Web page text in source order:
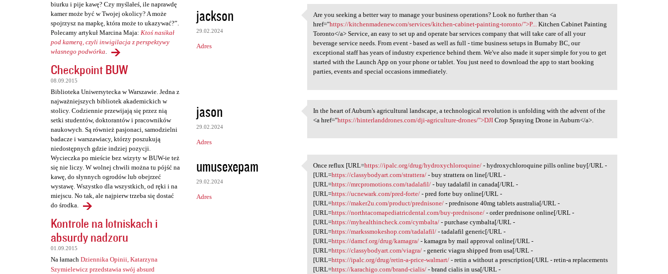
biurku i pije kawę? Czy myślałeś, ile naprawdę
kamer może być w Twojej okolicy? A może
spojrzysz na mapkę, która może to ukazywać?”.
Polecamy artykuł Marcina Maja: Ktoś nasikał
pod kamerą, czyli inwigilacja z perspektywy
własnego podwórka.
Checkpoint BUW
08.09.2015
Biblioteka Uniwersytecka w Warszawie. Jedna z
najważniejszych bibliotek akademickich w
stolicy. Codziennie przewijają się przez nią
setki studentów, doktorantów i pracowników
naukowych. Są również pasjonaci, samodzielni
badacze i warszawiacy, którzy poszukują
niedostępnych gdzie indziej pozycji.
Wycieczka po mieście bez wizyty w BUW-ie też
się nie liczy. W wolnej chwili można tu pójść na
kawę, do słynnych ogrodów lub obejrzeć
wystawę. Wszystko dla wszystkich, od ręki i na
miejscu. No tak, ale najpierw trzeba się dostać
do środka.
Kontrole na lotniskach i
absurdy nadzoru
01.09.2015
Na łamach Dziennika Opinii, Katarzyna
Szymielewicz przedstawia swój absurd
K
o
m
e
r
z
e
jackson
29.02.2024
Adres
Are you seeking a better way
Are you seeking a better way to manage your business operations? Look no further than <a
href="https://kitchenmadenew.com/services/kitchen-cabinet-painting-toronto/">P... Kitchen Cabinet Painting
Toronto</a> Service, an easy to set up and operate bar services company that will take care of all your
beverage service needs. From event - based as well as full - time business setups in Burnaby BC, our
exceptional staff has years of industry experience behind them. We've also made it super simple for you to get
started with the Launch App on your phone or tablet. You just need to download the app to start booking
parties, events and special occasions immediately.
jason
29.02.2024
Adres
In the heart of Auburn's
In the heart of Auburn's agricultural landscape, a technological revolution is unfolding with the advent of the
<a href="https://hinterlanddrones.com/dji-agriculture-drones/">DJI Crop Spraying Drone in Auburn</a>.
umusexepam
29.02.2024
Adres
Once reflux [URL=https:/
Once reflux [URL=https://ipalc.org/drug/hydroxychloroquine/ - hydroxychloroquine pills online buy[/URL -
[URL=https://classybodyart.com/strattera/ - buy strattera on line[/URL -
[URL=https://mrcpromotions.com/tadalafil/ - buy tadalafil in canada[/URL -
[URL=https://ucnewark.com/pred-forte/ - pred forte buy online[/URL -
[URL=https://maker2u.com/product/prednisone/ - prednisone 40mg tablets australia[/URL -
[URL=https://northtacomapediatricdental.com/buy-prednisone/ - order prednisone online[/URL -
[URL=https://myhealthincheck.com/cymbalta/ - purchase cymbalta[/URL -
[URL=https://markssmokeshop.com/tadalafil/ - tadalafil generic[/URL -
[URL=https://damcf.org/drug/kamagra/ - kamagra by mail approval online[/URL -
[URL=https://classybodyart.com/viagra/ - generic viagra shipped from usa[/URL -
[URL=https://ipalc.org/drug/retin-a-price-walmart/ - retin a without a prescription[/URL - retin-a replacements
[URL=https://karachigo.com/brand-cialis/ - brand cialis in usa[/URL -